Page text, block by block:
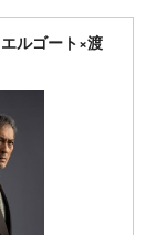
ルゴート×渡